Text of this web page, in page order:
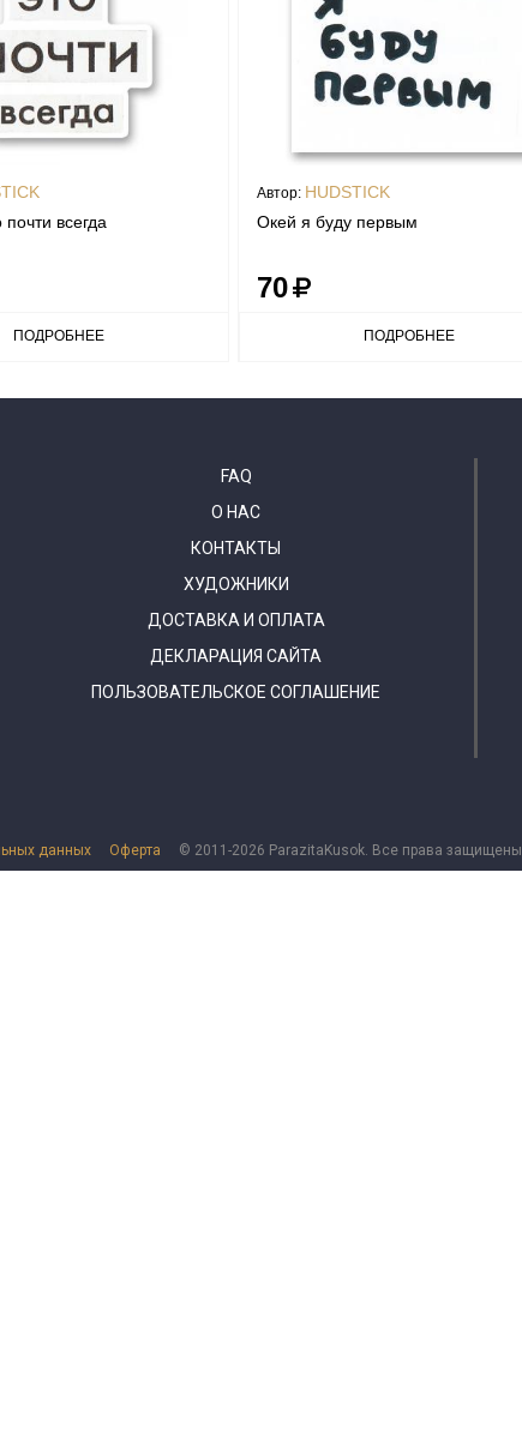
всегда
ПОДРОБНЕЕ
Автор: HUDSTICK
Окей я буду первым
70
ПОДРОБНЕЕ
FAQ
О НАС
КОНТАКТЫ
ХУДОЖНИКИ
ДОСТАВКА И ОПЛАТА
ДЕКЛАРАЦИЯ САЙТА
ПОЛЬЗОВАТЕЛЬСКОЕ СОГЛАШЕНИЕ
данных Оферта © 2011-2026 ParazitaKusok. Все права защищены.